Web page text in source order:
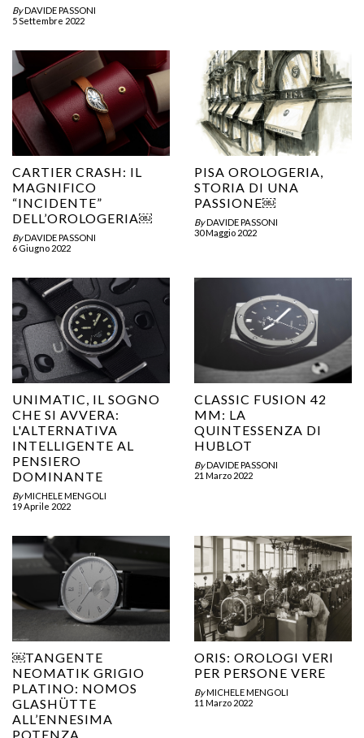
ByDAVIDE PASSONI
5 Settembre 2022
CARTIER CRASH: IL
MAGNIFICO
“INCIDENTE”
DELL’OROLOGERIA￼
ByDAVIDE PASSONI
6 Giugno 2022
PISA OROLOGERIA,
STORIA DI UNA
PASSIONE￼
ByDAVIDE PASSONI
30 Maggio 2022
UNIMATIC, IL SOGNO
CHE SI AVVERA:
L'ALTERNATIVA
INTELLIGENTE AL
PENSIERO
DOMINANTE
ByMICHELE MENGOLI
19 Aprile 2022
CLASSIC FUSION 42
MM: LA
QUINTESSENZA DI
HUBLOT
ByDAVIDE PASSONI
21 Marzo 2022
￼TANGENTE
NEOMATIK GRIGIO
PLATINO: NOMOS
GLASHÜTTE
ALL’ENNESIMA
POTENZA
ORIS: OROLOGI VERI
PER PERSONE VERE
ByMICHELE MENGOLI
11 Marzo 2022